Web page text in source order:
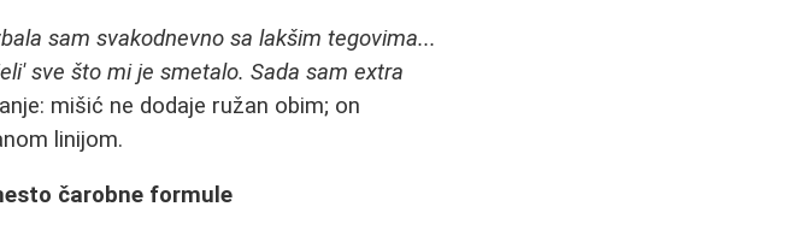
sam svakodnevno sa lakšim tegovima...
sve što mi je smetalo. Sada sam extra
mišić ne dodaje ružan obim; on
linijom.
čarobne formule